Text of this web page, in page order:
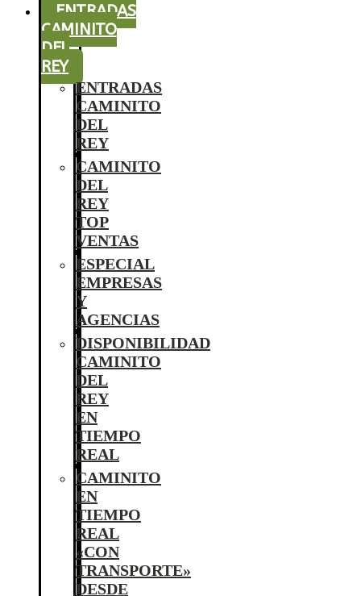
ENTRADAS
CAMINITO
DEL
REY
ENTRADAS
CAMINITO
DEL
REY
CAMINITO
DEL
REY
TOP
VENTAS
ESPECIAL
EMPRESAS
Y
AGENCIAS
DISPONIBILIDAD
CAMINITO
DEL
REY
EN
TIEMPO
REAL
CAMINITO
EN
TIEMPO
REAL
«CON
TRANSPORTE»
DESDE